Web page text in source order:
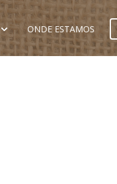
ONDE ESTAMOS